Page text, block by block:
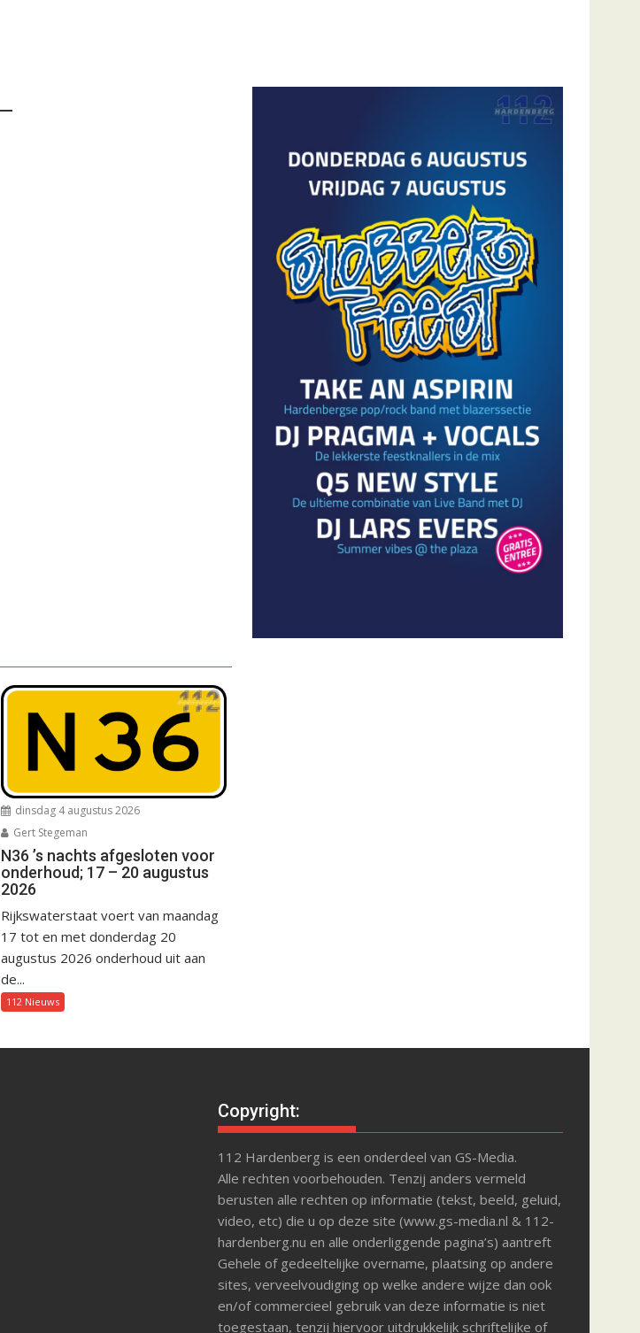
dinsdag 4 augustus 2026
Gert Stegeman
N36 ’s nachts afgesloten voor
onderhoud; 17 – 20 augustus
2026
Rijkswaterstaat voert van maandag
17 tot en met donderdag 20
augustus 2026 onderhoud uit aan
de...
112 Nieuws
Copyright:
112 Hardenberg is een onderdeel van GS-Media.
Alle rechten voorbehouden. Tenzij anders vermeld
berusten alle rechten op informatie (tekst, beeld, geluid,
video, etc) die u op deze site (www.gs-media.nl & 112-
hardenberg.nu en alle onderliggende pagina’s) aantreft
Gehele of gedeeltelijke overname, plaatsing op andere
sites, verveelvoudiging op welke andere wijze dan ook
en/of commercieel gebruik van deze informatie is niet
toegestaan, tenzij hiervoor uitdrukkelijk schriftelijke of